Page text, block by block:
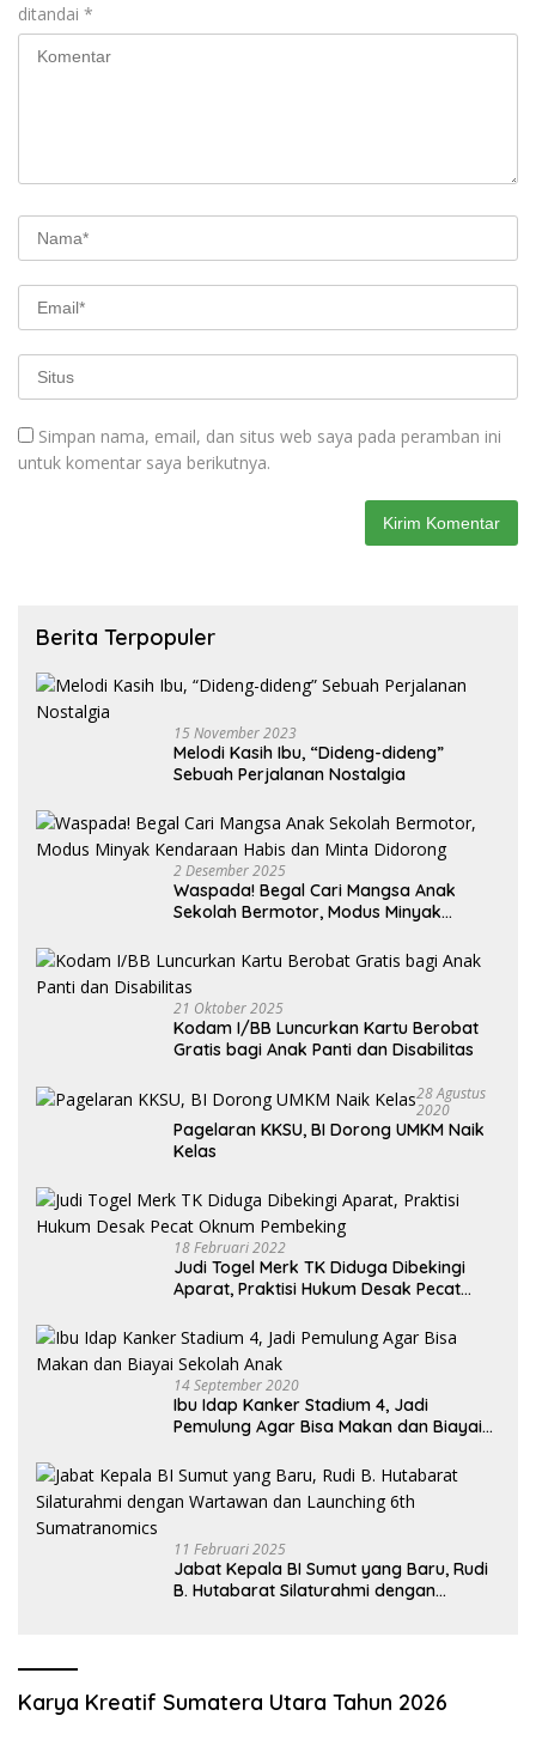
ditandai *
Simpan nama, email, dan situs web saya pada peramban ini
untuk komentar saya berikutnya.
Berita Terpopuler
15 November 2023
Melodi Kasih Ibu, “Dideng-dideng”
Sebuah Perjalanan Nostalgia
2 Desember 2025
Waspada! Begal Cari Mangsa Anak
Sekolah Bermotor, Modus Minyak
21 Oktober 2025
Kodam I/BB Luncurkan Kartu Berobat
Gratis bagi Anak Panti dan Disabilitas
28 Agustus
2020
Pagelaran KKSU, BI Dorong UMKM Naik
Kelas
18 Februari 2022
Judi Togel Merk TK Diduga Dibekingi
Aparat, Praktisi Hukum Desak Pecat
14 September 2020
Ibu Idap Kanker Stadium 4, Jadi
Pemulung Agar Bisa Makan dan Biayai
11 Februari 2025
Jabat Kepala BI Sumut yang Baru, Rudi
B. Hutabarat Silaturahmi dengan
Karya Kreatif Sumatera Utara Tahun 2026